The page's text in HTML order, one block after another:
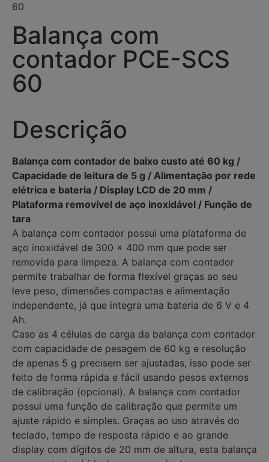
60
Balança com
contador PCE-SCS
60
Descrição
Balança com contador de baixo custo até 60 kg /
Capacidade de leitura de 5 g / Alimentação por rede
elétrica e bateria / Display LCD de 20 mm /
Plataforma removível de aço inoxidável / Função de
tara
A balança com contador possui uma plataforma de
aço inoxidável de 300 x 400 mm que pode ser
removida para limpeza. A balança com contador
permite trabalhar de forma flexível graças ao seu
leve peso, dimensões compactas e alimentação
independente, já que integra uma bateria de 6 V e 4
Ah.
Caso as 4 células de carga da balança com contador
com capacidade de pesagem de 60 kg e resolução
de apenas 5 g precisem ser ajustadas, isso pode ser
feito de forma rápida e fácil usando pesos externos
de calibração (opcional). A balança com contador
possui uma função de calibração que permite um
ajuste rápido e simples. Graças ao uso através do
teclado, tempo de resposta rápido e ao grande
display com dígitos de 20 mm de altura, esta balança